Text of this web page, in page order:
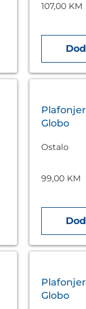
107,00 KM
Globo
Ostalo
99,00 KM
Globo